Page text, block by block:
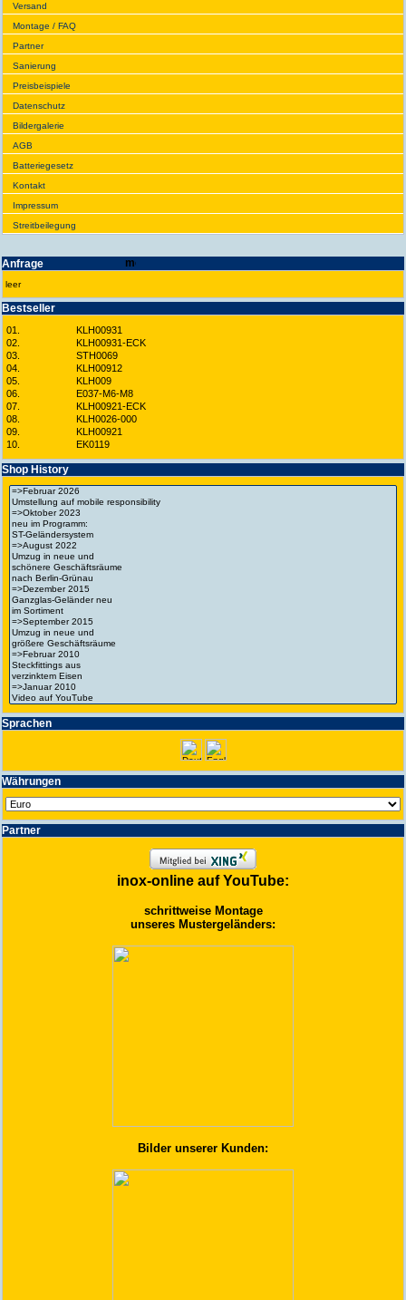
Versand
Montage / FAQ
Partner
Sanie­rung
Preis­beispiele
Daten­schutz
Bilder­galerie
AGB
Batte­rie­gesetz
Kontakt
Impres­sum
Streit­bei­legung
Anfrage
leer
Best­seller
01.
KLH00931
02.
KLH00931-ECK
03.
STH0069
04.
KLH00912
05.
KLH009
06.
E037-M6-M8
07.
KLH00921-ECK
08.
KLH0026-000
09.
KLH00921
10.
EK0119
Shop History
Spra­chen
Wäh­run­gen
Partner
inox-online auf YouTube:
schrittweise Montage
unseres Mustergeländers:
Bilder unserer Kunden: